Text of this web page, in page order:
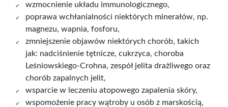
wzmocnienie układu immunologicznego,
poprawa wchłanialności niektórych minerałów, np.
magnezu, wapnia, fosforu,
zmniejszenie objawów niektórych chorób, takich
jak: nadciśnienie tętnicze, cukrzyca, choroba
Leśniowskiego-Crohna, zespół jelita drażliwego oraz
chorób zapalnych jelit,
wsparcie w leczeniu atopowego zapalenia skóry,
wspomożenie pracy wątroby u osób z marskością,